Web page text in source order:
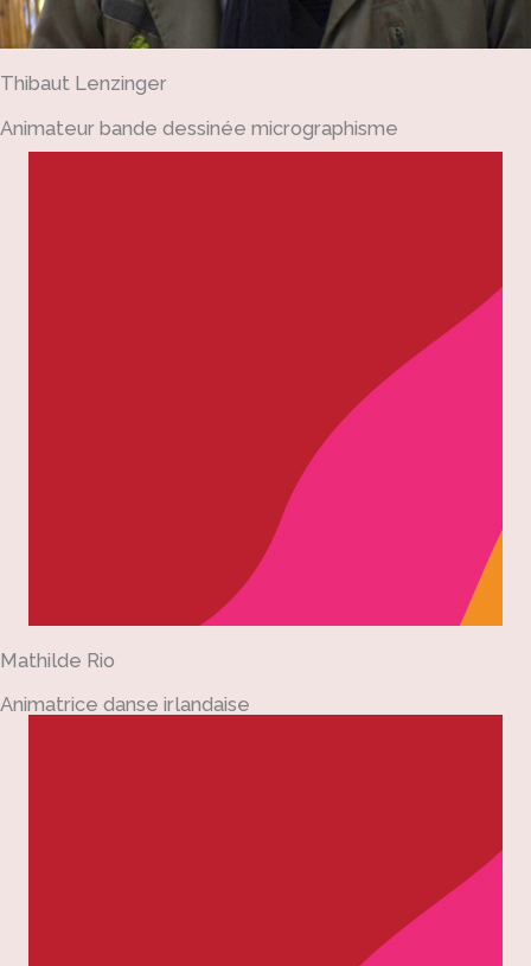
Thibaut Lenzinger
Animateur bande dessinée micrographisme
Mathilde Rio
Animatrice danse irlandaise